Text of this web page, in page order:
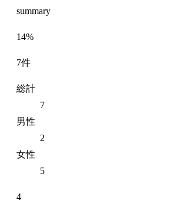
summary
14%
7件
総計
7
男性
2
女性
5
4